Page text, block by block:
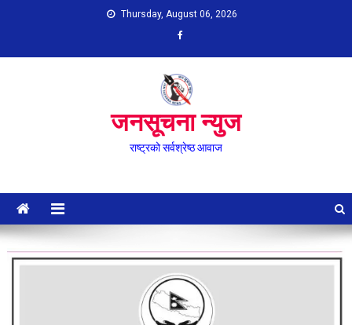
Thursday, August 06, 2026
जनसूचना न्युज
राष्ट्रको सर्वश्रेष्ठ आवाज